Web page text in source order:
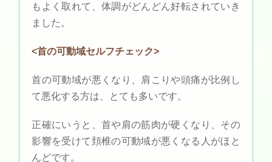
もよく取れて、体調がどんどん好転されていき
ました。
<首の可動域セルフチェック>
首の可動域が悪くなり、肩こりや頭痛が比例し
て悪化する方は、とても多いです。
正確にいうと、首や肩の筋肉が硬くなり、その
影響を受けて頚椎の可動域が悪くなる人がほと
んどです。